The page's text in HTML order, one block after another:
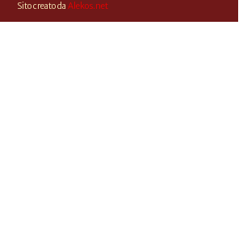
Sito creato da Alekos.net